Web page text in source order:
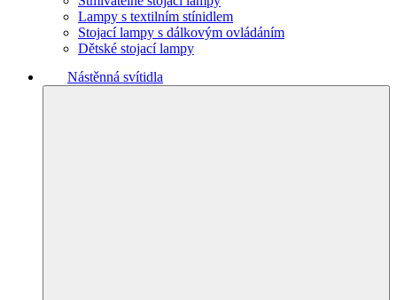
Lampy s textilním stínidlem
Stojací lampy s dálkovým ovládáním
Dětské stojací lampy
Nástěnná svítidla